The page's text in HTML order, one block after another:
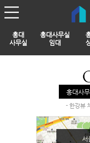
홍대
사무실
홍대사무실
임대
서
홍대사
- 한강뷰